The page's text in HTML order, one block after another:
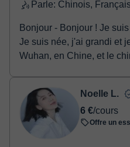
Parle: Chinois,
Bonjour - Bonjour ! Je
Je suis née, j'ai grandi et
Wuhan, en Chine, et le
Noelle L.
6 €/cours
Offre un